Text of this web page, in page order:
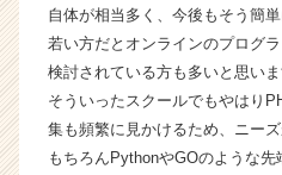
イ
ト
チ
キ
ャ
リ
自体が相当多く、今後もそう簡
若い方だとオンラインのプログ
検討されている方も多いと思いま
そういったスクールでもやはり
集も頻繁に見かけるため、ニー
もちろんPythonやGOのような